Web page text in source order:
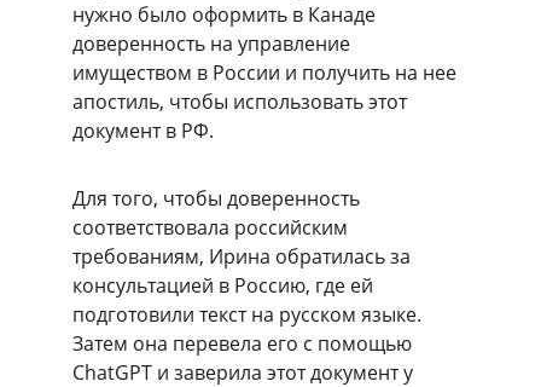
нужно было оформить в Канаде
доверенность на управление
имуществом в России и получить на нее
апостиль, чтобы использовать этот
документ в РФ.
Для того, чтобы доверенность
соответствовала российским
требованиям, Ирина обратилась за
консультацией в Россию, где ей
подготовили текст на русском языке.
Затем она перевела его с помощью
ChatGPT и заверила этот документ у